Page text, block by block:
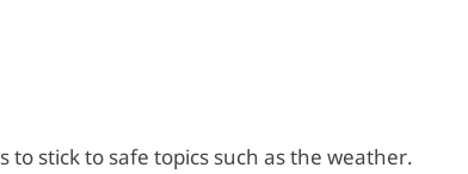
stick to safe topics such as the weather.